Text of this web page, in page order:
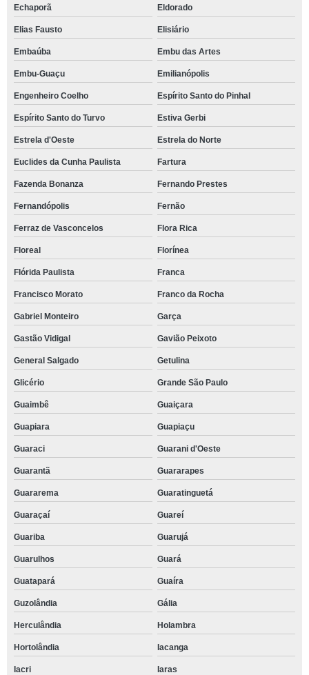
Echaporã Eldorado
Elias Fausto Elisiário
Embaúba Embu das Artes
Embu-Guaçu Emilianópolis
Engenheiro Coelho Espírito Santo do Pinhal
Espírito Santo do Turvo Estiva Gerbi
Estrela d'Oeste Estrela do Norte
Euclides da Cunha Paulista Fartura
Fazenda Bonanza Fernando Prestes
Fernandópolis Fernão
Ferraz de Vasconcelos Flora Rica
Floreal Florínea
Flórida Paulista Franca
Francisco Morato Franco da Rocha
Gabriel Monteiro Garça
Gastão Vidigal Gavião Peixoto
General Salgado Getulina
Glicério Grande São Paulo
Guaimbê Guaiçara
Guapiara Guapiaçu
Guaraci Guarani d'Oeste
Guarantã Guararapes
Guararema Guaratinguetá
Guaraçaí Guareí
Guariba Guarujá
Guarulhos Guará
Guatapará Guaíra
Guzolândia Gália
Herculândia Holambra
Hortolândia Iacanga
Iacri Iaras